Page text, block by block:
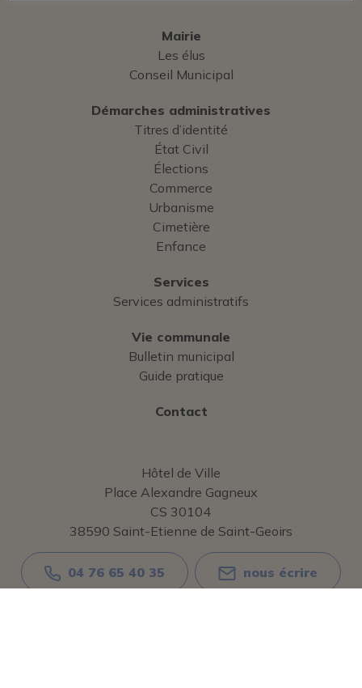
Mairie
Les élus
Conseil Municipal
Démarches administratives
Titres d’identité
État Civil
Élections
Commerce
Urbanisme
Cimetière
Enfance
Services
Services administratifs
Vie communale
Bulletin municipal
Guide pratique
Contact
Hôtel de Ville
Place Alexandre Gagneux
CS 30104
38590 Saint-Etienne de Saint-Geoirs
04 76 65 40 35 nous écrire